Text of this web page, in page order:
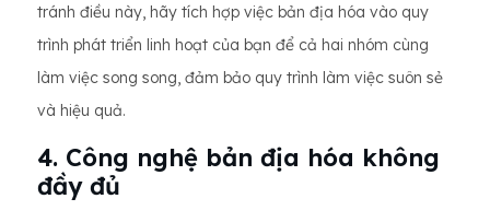
tránh điều này, hãy tích hợp việc bản địa hóa vào quy
trình phát triển linh hoạt của bạn để cả hai nhóm cùng
làm việc song song, đảm bảo quy trình làm việc suôn sẻ
và hiệu quả.
4. Công nghệ bản địa hóa không
đầy đủ